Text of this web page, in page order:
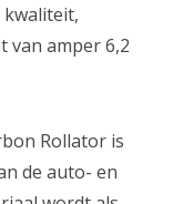
van amper 6,2
Rollator is
de auto- en